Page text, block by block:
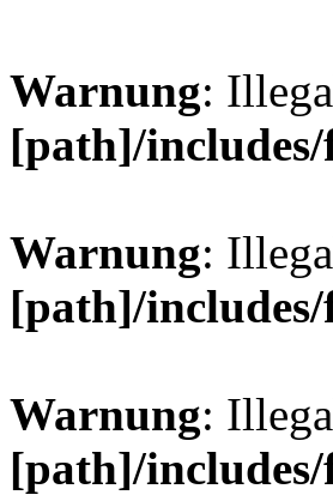
Warnung:
[path]/
Warnung:
[path]/
Warnung:
[path]/